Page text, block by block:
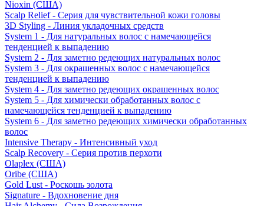
Nioxin (США)
Scalp Relief - Серия для чувствительной кожи головы
3D Styling - Линия укладочных средств
System 1 - Для натуральных волос с намечающейся
тенденцией к выпадению
System 2 - Для заметно редеющих натуральных волос
System 3 - Для окрашенных волос с намечающейся
тенденцией к выпадению
System 4 - Для заметно редеющих окрашенных волос
System 5 - Для химически обработанных волос с
намечающейся тенденцией к выпадению
System 6 - Для заметно редеющих химически обработанных
волос
Intensive Therapy - Интенсивный уход
Scalp Recovery - Серия против перхоти
Olaplex (США)
Oribe (США)
Gold Lust - Роскошь золота
Signature - Вдохновение дня